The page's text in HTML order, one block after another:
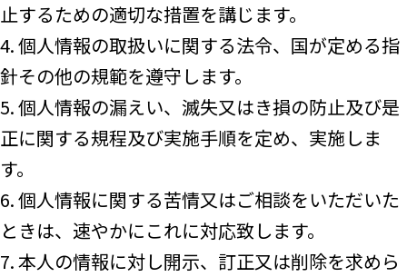
止するための適切な措置を講じます。
4. 個人情報の取扱いに関する法令、国が定める指
針その他の規範を遵守します。
5. 個人情報の漏えい、滅失又はき損の防止及び是
正に関する規程及び実施手順を定め、実施しま
す。
6. 個人情報に関する苦情又はご相談をいただいた
ときは、速やかにこれに対応致します。
7. 本人の情報に対し開示、訂正又は削除を求めら